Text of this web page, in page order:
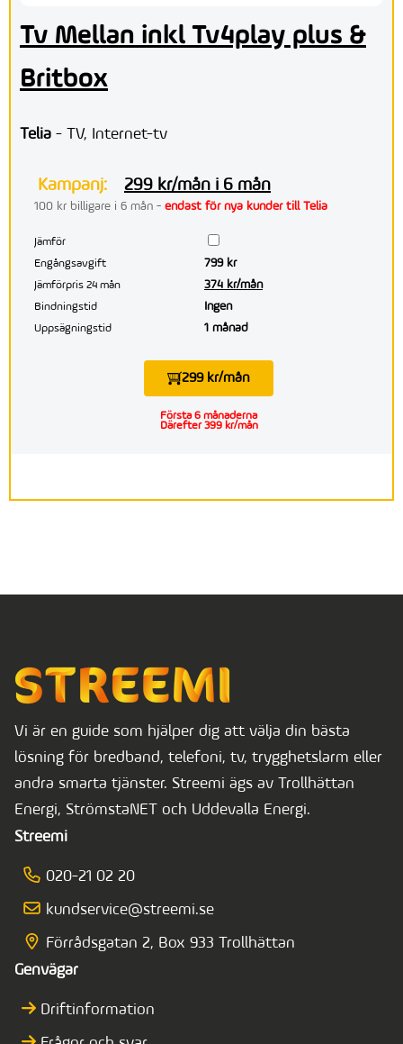
Tv Mellan inkl Tv4play plus &
Britbox
Telia - TV, Internet-tv
Kampanj: 299 kr/mån i 6 mån
100 kr billigare i 6 mån - endast för nya kunder till Telia
Jämför
Engångsavgift
799 kr
Jämförpris 24 mån 374 kr/mån
Bindningstid Ingen
Uppsägningstid 1 månad
299 kr/mån
Första 6 månaderna
Därefter 399 kr/mån
Vi är en guide som hjälper dig att välja din bästa
lösning för bredband, telefoni, tv, trygghetslarm eller
andra smarta tjänster. Streemi ägs av Trollhättan
Energi, StrömstaNET och Uddevalla Energi.
Streemi
020-21 02 20
kundservice@streemi.se
Förrådsgatan 2, Box 933 Trollhättan
Genvägar
Driftinformation